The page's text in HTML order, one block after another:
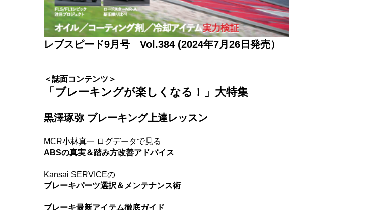
レブスピード9月号 Vol.384 (2024年7月26日発売）
＜誌面コンテンツ＞
「ブレーキングが楽しくなる！」大特集
黒澤琢弥 ブレーキング上達レッスン
MCR小林真一 ログデータで見る
ABSの真実＆踏み方改善アドバイス
Kansai SERVICEの
ブレーキパーツ選択＆メンテナンス術
ブレーキ最新アイテム徹底ガイド